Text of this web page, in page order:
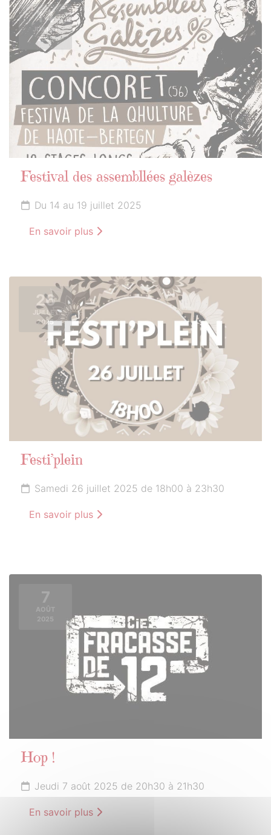
14
JUILLET
2025
Festival des assembllées galèzes
Du 14 au 19 juillet 2025
En savoir plus
26
JUILLET
2025
Festi’plein
Samedi 26 juillet 2025 de 18h00 à 23h30
En savoir plus
7
AOÛT
2025
Hop !
Jeudi 7 août 2025 de 20h30 à 21h30
En savoir plus